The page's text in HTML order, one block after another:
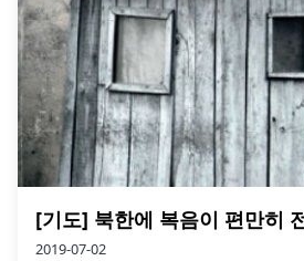
[기도] 북한에 복음이 편만히
2019-07-02